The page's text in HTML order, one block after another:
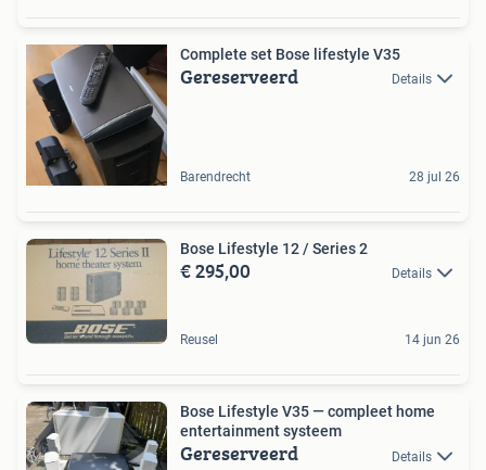
Complete set Bose lifestyle V35
Gereserveerd Details
Barendrecht 28 jul 26
Bose Lifestyle 12 / Series 2
€ 295,00 Details
Reusel 14 jun 26
Bose Lifestyle V35 — compleet home
entertainment systeem
Gereserveerd Details